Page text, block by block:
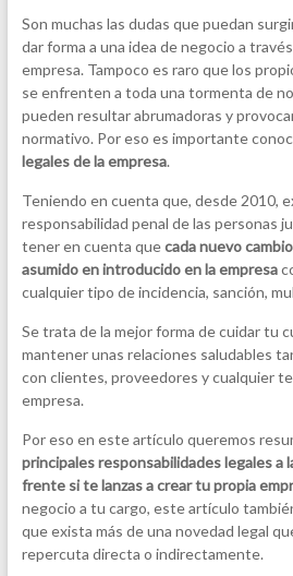
c
e
b
o
o
k
Son muchas las dudas que puedan
dar forma a una idea de negocio a
empresa. Tampoco es raro que los
se enfrenten a toda una tormenta de
pueden resultar abrumadoras y
normativo. Por eso es importante
legales de la empresa.
Teniendo en cuenta que, desde 2010,
responsabilidad penal de las personas
tener en cuenta quecada nuevo
asumido en introducido en la empresa
cualquier tipo de incidencia, sanción,
Se trata de la mejor forma de cuidar tu
mantener unas relaciones saludables
con clientes, proveedores y cualquier
empresa.
Por eso en este artículo queremos
principales responsabilidades legales a
frente si te lanzas a crear tu propia
negocio a tu cargo, este artículo
que exista más de una novedad legal
repercuta directa o indirectamente.